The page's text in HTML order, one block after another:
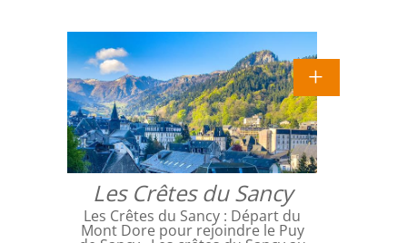
Les Crêtes du Sancy
Les Crêtes du Sancy : Départ du
Mont Dore pour rejoindre le Puy